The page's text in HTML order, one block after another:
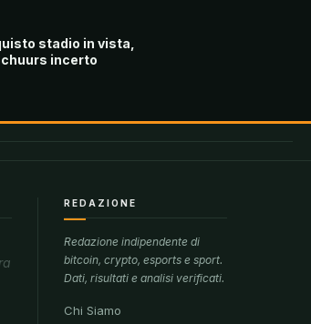
stadio in vista,
incerto
REDAZIONE
Redazione indipendente di
bitcoin, crypto, esports e sport.
Dati, risultati e analisi verificati.
Chi Siamo